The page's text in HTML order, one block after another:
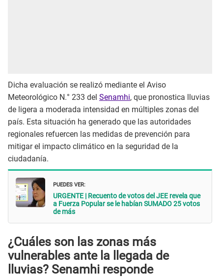
Dicha evaluación se realizó mediante el Aviso
Meteorológico N.° 233 del Senamhi, que pronostica lluvias
de ligera a moderada intensidad en múltiples zonas del
país. Esta situación ha generado que las autoridades
regionales refuercen las medidas de prevención para
mitigar el impacto climático en la seguridad de la
ciudadanía.
PUEDES VER:
URGENTE | Recuento de votos del JEE revela que
a Fuerza Popular se le habían SUMADO 25 votos
de más
¿Cuáles son las zonas más
vulnerables ante la llegada de
lluvias? Senamhi responde